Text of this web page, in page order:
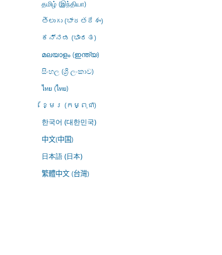
தமிழ் (இந்தியா)
తెలుగు (భారతదేశం)
ಕನ್ನಡ (ಭಾರತ)
മലയാളം (ഇന്ത്യ)
සිංහල (ශ්‍රී ලංකාව)
ไทย (ไทย)
ខ្មែរ (កម្ពុជា)
한국어 (대한민국)
中文(中国)
日本語 (日本)
繁體中文 (台灣)